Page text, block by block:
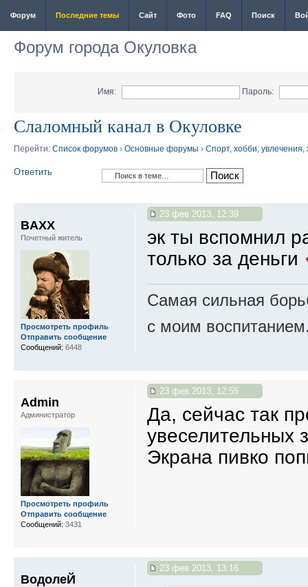
Форум Последние темы Сайт Фото FAQ Поиск
Форум города Окуловка
Имя: Пароль:
Слаломный канал в Окуловке
Перейти: Список форумов › Основные форумы › Спорт, хобби,
Ответить
23 фев 2013, 12:39
эк ты вспомнил
только за деньги
Самая сильная
с моим
BAXX
Почетный житель
Просмотреть профиль
Отправить сообщение
Сообщений: 6448
23 фев 2013, 12:55
Да, сейчас так
увеселительных
Экрана пивко
Admin
Администратор
Просмотреть профиль
Отправить сообщение
Сообщений: 3431
23 фев 2013, 13:16
ВодолеЙ